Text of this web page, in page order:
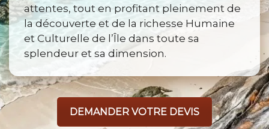
attentes, tout en profitant pleinement de
la découverte et de la richesse Humaine
et Culturelle de l’Île dans toute sa
splendeur et sa dimension.
DEMANDER VOTRE DEVIS